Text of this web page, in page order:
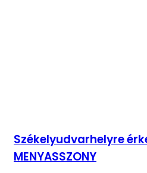
Székelyudvarhelyre
MENYASSZONY